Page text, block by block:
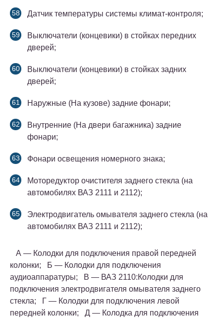
Датчик температуры системы климат-контроля;
Выключатели (концевики) в стойках передних
дверей;
Выключатели (концевики) в стойках задних
дверей;
Наружные (На кузове) задние фонари;
Внутренние (На двери багажника) задние
фонари;
Фонари освещения номерного знака;
Моторедуктор очистителя заднего стекла (на
автомобилях ВАЗ 2111 и 2112);
Электродвигатель омывателя заднего стекла (на
автомобилях ВАЗ 2111 и 2112);
А — Колодки для подключения правой передней
колонки; Б — Колодки для подключения
аудиоаппаратуры; В — ВАЗ 2110:Колодки для
подключения электродвигателя омывателя заднего
стекла; Г — Колодки для подключения левой
передней колонки; Д — Колодка для подключения